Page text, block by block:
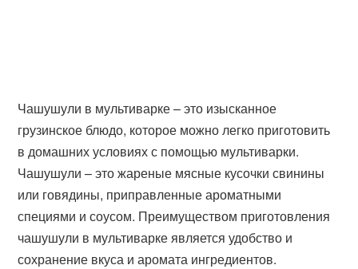
Чашушули в мультиварке – это изысканное
грузинское блюдо, которое можно легко приготовить
в домашних условиях с помощью мультиварки.
Чашушули – это жареные мясные кусочки свинины
или говядины, приправленные ароматными
специями и соусом. Преимуществом приготовления
чашушули в мультиварке является удобство и
сохранение вкуса и аромата ингредиентов.